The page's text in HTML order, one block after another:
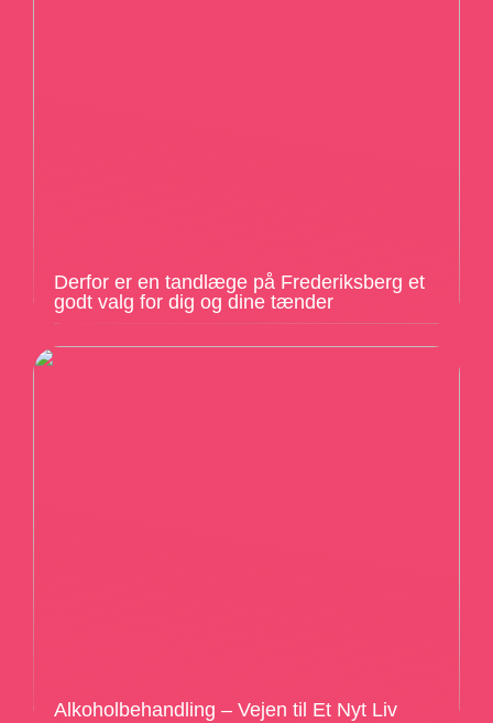
Derfor er en tandlæge på Frederiksberg et
godt valg for dig og dine tænder
Alkoholbehandling – Vejen til Et Nyt Liv